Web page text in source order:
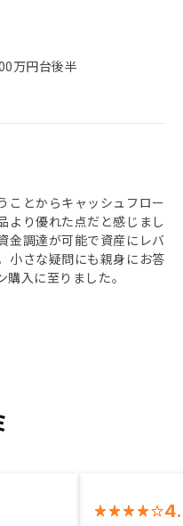
万円台後半
ことからキャッシュフロー
より優れた点だと感じまし
金調達が可能で資産にレバ
小さな疑問にも親身にお答
入に至りました。